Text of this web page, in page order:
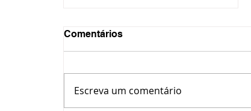
Comentários
Escreva um comentário